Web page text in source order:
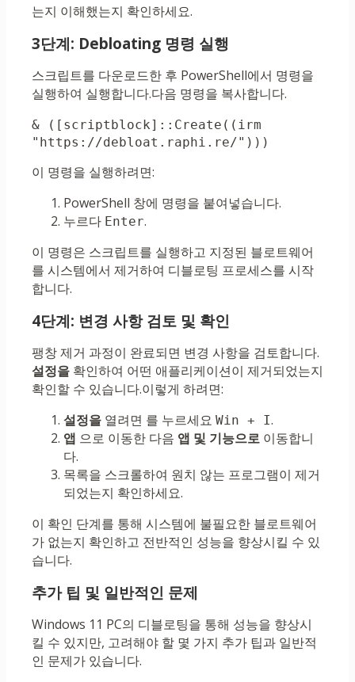
는지 이해했는지 확인하세요.
3단계: Debloating 명령 실행
스크립트를 다운로드한 후 PowerShell에서 명령을
실행하여 실행합니다.다음 명령을 복사합니다.
& ([scriptblock]::Create((irm
"https://debloat.raphi.re/")))
이 명령을 실행하려면:
PowerShell 창에 명령을 붙여넣습니다.
누르다 Enter.
이 명령은 스크립트를 실행하고 지정된 블로트웨어
를 시스템에서 제거하여 디블로팅 프로세스를 시작
합니다.
4단계: 변경 사항 검토 및 확인
팽창 제거 과정이 완료되면 변경 사항을 검토합니다.
설정을 확인하여 어떤 애플리케이션이 제거되었는지
확인할 수 있습니다.이렇게 하려면:
설정을 열려면 를 누르세요 Win + I.
앱 으로 이동한 다음 앱 및 기능으로 이동합니
다.
목록을 스크롤하여 원치 않는 프로그램이 제거
되었는지 확인하세요.
이 확인 단계를 통해 시스템에 불필요한 블로트웨어
가 없는지 확인하고 전반적인 성능을 향상시킬 수 있
습니다.
추가 팁 및 일반적인 문제
Windows 11 PC의 디블로팅을 통해 성능을 향상시
킬 수 있지만, 고려해야 할 몇 가지 추가 팁과 일반적
인 문제가 있습니다.